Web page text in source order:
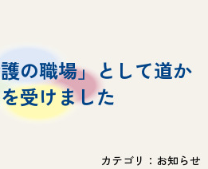
の職場」として道か
受けました
カテゴリ：お知らせ